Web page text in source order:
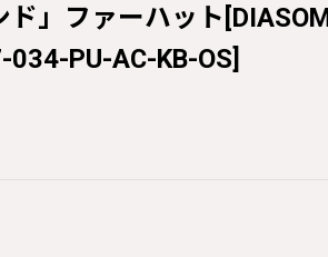
」ファーハット
PU-AC-KB-OS]